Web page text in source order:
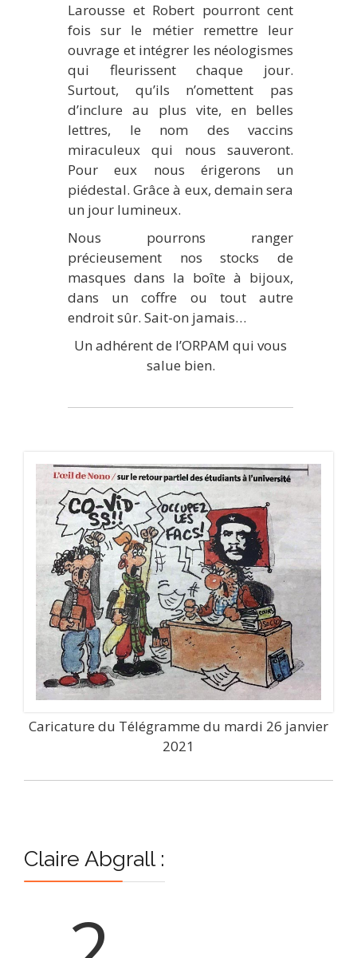
Larousse et Robert pourront cent
fois sur le métier remettre leur
ouvrage et intégrer les néologismes
qui fleurissent chaque jour.
Surtout, qu’ils n’omettent pas
d’inclure au plus vite, en belles
lettres, le nom des vaccins
miraculeux qui nous sauveront.
Pour eux nous érigerons un
piédestal. Grâce à eux, demain sera
un jour lumineux.
Nous pourrons ranger
précieusement nos stocks de
masques dans la boîte à bijoux,
dans un coffre ou tout autre
endroit sûr. Sait-on jamais…
Un adhérent de l’ORPAM qui vous
salue bien.
Caricature du Télégramme du mardi 26 janvier
2021
Claire Abgrall :